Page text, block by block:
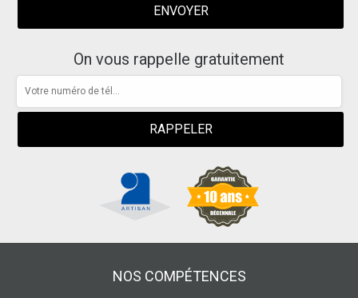
On vous rappelle gratuitement
NOS COMPÉTENCES